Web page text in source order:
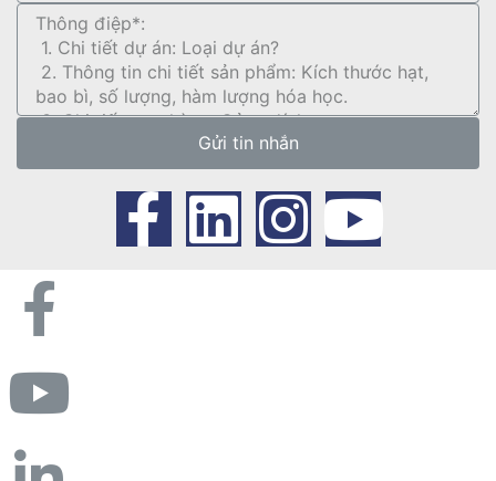
Gửi tin nhắn